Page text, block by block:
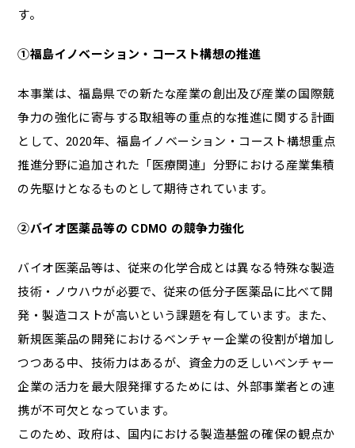
す。
①福島イノベーション・コースト構想の推進
本事業は、福島県での新たな産業の創出及び産業の国際競
争力の強化に寄与する取組等の重点的な推進に関する計画
として、2020年、福島イノベーション・コースト構想重点
推進分野に追加された「医療関連」分野における産業集積
の先駆けとなるものとして期待されています。
②バイオ医薬品等の CDMO の競争力強化
バイオ医薬品等は、従来の化学合成とは異なる特殊な製造
技術・ノウハウが必要で、従来の低分子医薬品に比べて開
発・製造コストが高いという課題を有しています。また、
新規医薬品の開発におけるベンチャー企業の役割が増加し
つつある中、技術力はあるが、資金力の乏しいベンチャー
企業の活力を最大限発揮するためには、外部事業者との連
携が不可欠となっています。
このため、政府は、国内における製造基盤の確保の観点か